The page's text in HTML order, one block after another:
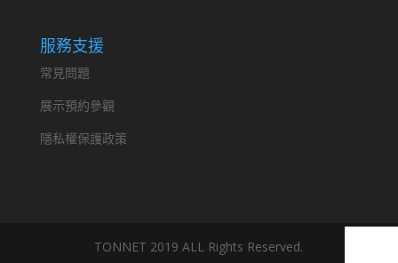
服務支援
常見問題
展示預約參觀
隱私權保護政策
TONNET 2019 ALL Rights Reserved.